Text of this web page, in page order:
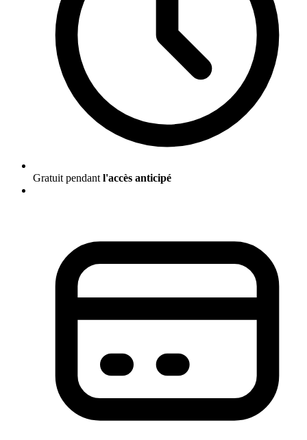
Gratuit pendant l'accès anticipé